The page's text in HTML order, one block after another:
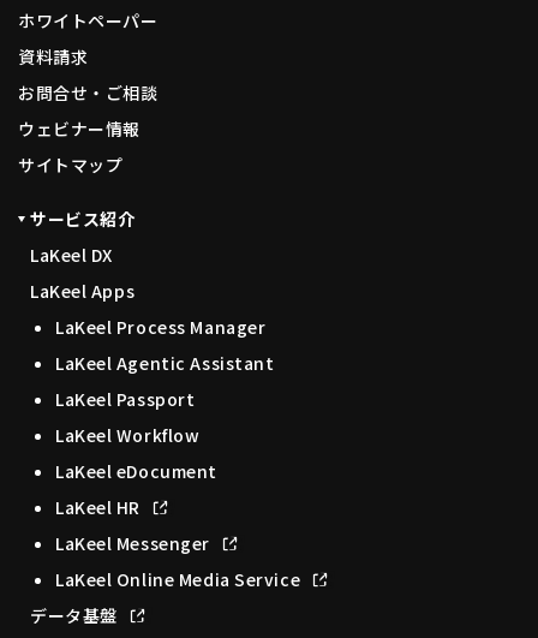
ホワイトペーパー
資料請求
お問合せ・ご相談
ウェビナー情報
サイトマップ
サービス紹介
LaKeel DX
LaKeel Apps
LaKeel Process Manager
LaKeel Agentic Assistant
LaKeel Passport
LaKeel Workflow
LaKeel eDocument
LaKeel HR
LaKeel Messenger
LaKeel Online Media Service
データ基盤